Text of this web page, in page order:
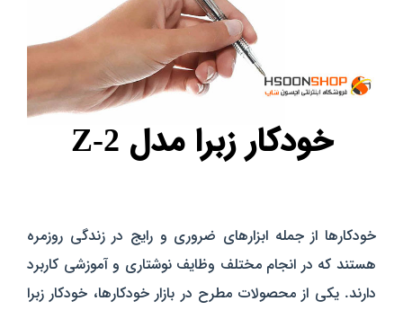
خودکار زبرا مدل Z-2
خودکارها از جمله ابزارهای ضروری و رایج در زندگی روزمره
هستند که در انجام مختلف وظایف نوشتاری و آموزشی کاربرد
دارند. یکی از محصولات مطرح در بازار خودکارها، خودکار زبرا